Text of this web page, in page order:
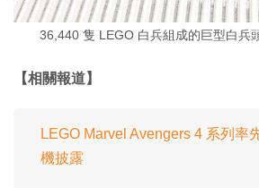
36,440 隻 LEGO 白兵組成的巨型白兵
【相關報道】
LEGO Marvel Avengers 4 系列率
機披露